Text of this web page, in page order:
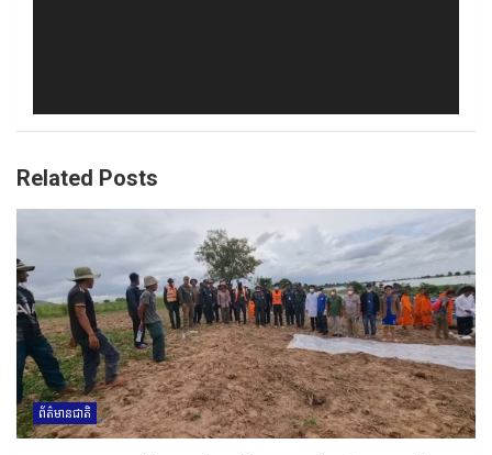
Related Posts
ព័ត៌មានជាតិ